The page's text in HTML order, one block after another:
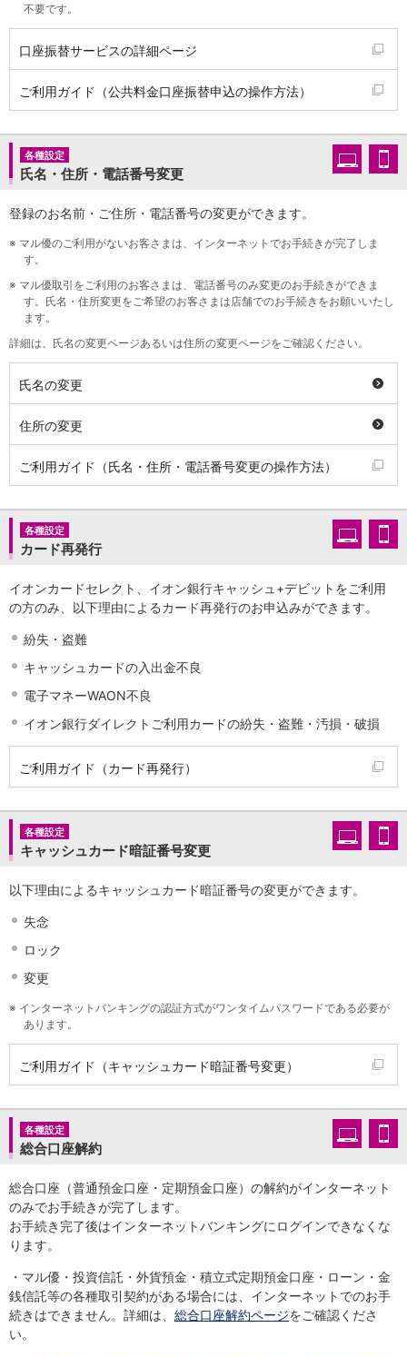
会社情報
ニュースリリース
法人のお客さま
不要です。
口座振替サービスの詳細ページ
ご利用ガイド（公共料金口座振替申込の操作方法）
各種設定
氏名・住所・電話番号変更
登録のお名前・ご住所・電話番号の変更ができます。
※ マル優のご利用がないお客さまは、インターネットでお手続きが完了しま
す。
※ マル優取引をご利用のお客さまは、電話番号のみ変更のお手続きができま
す。氏名・住所変更をご希望のお客さまは店舗でのお手続きをお願いいたし
ます。
詳細は、氏名の変更ページあるいは住所の変更ページをご確認ください。
氏名の変更
住所の変更
ご利用ガイド（氏名・住所・電話番号変更の操作方法）
各種設定
カード再発行
イオンカードセレクト、イオン銀行キャッシュ+デビットをご利用
の方のみ、以下理由によるカード再発行のお申込みができます。
紛失・盗難
キャッシュカードの入出金不良
電子マネーWAON不良
イオン銀行ダイレクトご利用カードの紛失・盗難・汚損・破損
ご利用ガイド（カード再発行）
各種設定
キャッシュカード暗証番号変更
以下理由によるキャッシュカード暗証番号の変更ができます。
失念
ロック
変更
※ インターネットバンキングの認証方式がワンタイムパスワードである必要が
あります。
ご利用ガイド（キャッシュカード暗証番号変更）
各種設定
総合口座解約
総合口座（普通預金口座・定期預金口座）の解約がインターネット
のみでお手続きが完了します。
お手続き完了後はインターネットバンキングにログインできなくな
ります。
・マル優・投資信託・外貨預金・積立式定期預金口座・ローン・金
銭信託等の各種取引契約がある場合には、インターネットでのお手
続きはできません。詳細は、 総合口座解約ページをご確認くださ
い。